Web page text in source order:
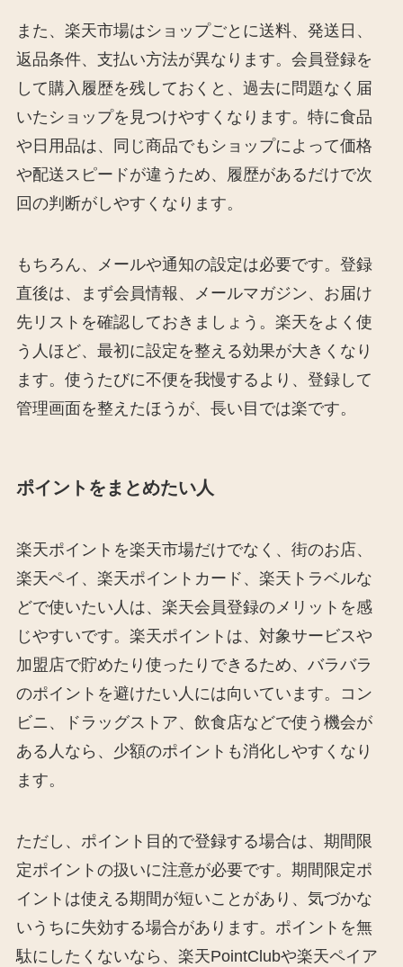
また、楽天市場はショップごとに送料、発送日、
返品条件、支払い方法が異なります。会員登録を
して購入履歴を残しておくと、過去に問題なく届
いたショップを見つけやすくなります。特に食品
や日用品は、同じ商品でもショップによって価格
や配送スピードが違うため、履歴があるだけで次
回の判断がしやすくなります。
もちろん、メールや通知の設定は必要です。登録
直後は、まず会員情報、メールマガジン、お届け
先リストを確認しておきましょう。楽天をよく使
う人ほど、最初に設定を整える効果が大きくなり
ます。使うたびに不便を我慢するより、登録して
管理画面を整えたほうが、長い目では楽です。
ポイントをまとめたい人
楽天ポイントを楽天市場だけでなく、街のお店、
楽天ペイ、楽天ポイントカード、楽天トラベルな
どで使いたい人は、楽天会員登録のメリットを感
じやすいです。楽天ポイントは、対象サービスや
加盟店で貯めたり使ったりできるため、バラバラ
のポイントを避けたい人には向いています。コン
ビニ、ドラッグストア、飲食店などで使う機会が
ある人なら、少額のポイントも消化しやすくなり
ます。
ただし、ポイント目的で登録する場合は、期間限
定ポイントの扱いに注意が必要です。期間限定ポ
イントは使える期間が短いことがあり、気づかな
いうちに失効する場合があります。ポイントを無
駄にしたくないなら、楽天PointClubや楽天ペイア